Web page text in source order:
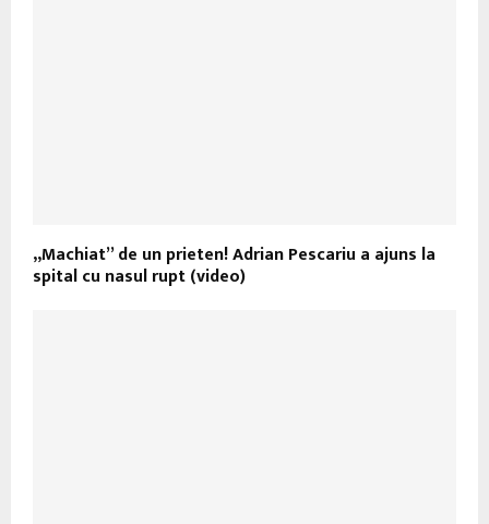
„Machiat” de un prieten! Adrian Pescariu a ajuns la
spital cu nasul rupt (video)